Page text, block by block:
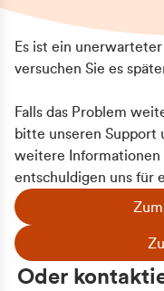
Es ist ein
versuchen Sie es
Falls das Problem
bitte unseren Support
weitere Informationen
entschuldigen uns für
Oder